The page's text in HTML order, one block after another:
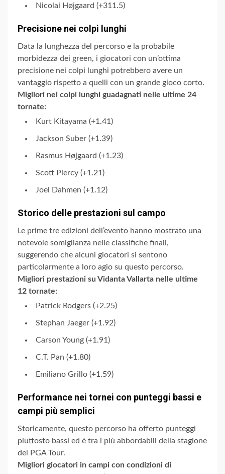
Nicolai Højgaard (+311.5)
Precisione nei colpi lunghi
Data la lunghezza del percorso e la probabile
morbidezza dei green, i giocatori con un’ottima
precisione nei colpi lunghi potrebbero avere un
vantaggio rispetto a quelli con un grande gioco corto.
Migliori nei colpi lunghi guadagnati nelle ultime 24
tornate:
Kurt Kitayama (+1.41)
Jackson Suber (+1.39)
Rasmus Højgaard (+1.23)
Scott Piercy (+1.21)
Joel Dahmen (+1.12)
Storico delle prestazioni sul campo
Le prime tre edizioni dell’evento hanno mostrato una
notevole somiglianza nelle classifiche finali,
suggerendo che alcuni giocatori si sentono
particolarmente a loro agio su questo percorso.
Migliori prestazioni su Vidanta Vallarta nelle ultime
12 tornate:
Patrick Rodgers (+2.25)
Stephan Jaeger (+1.92)
Carson Young (+1.91)
C.T. Pan (+1.80)
Emiliano Grillo (+1.59)
Performance nei tornei con punteggi bassi e
campi più semplici
Storicamente, questo percorso ha offerto punteggi
piuttosto bassi ed è tra i più abbordabili della stagione
del PGA Tour.
Migliori giocatori in campi con condizioni di